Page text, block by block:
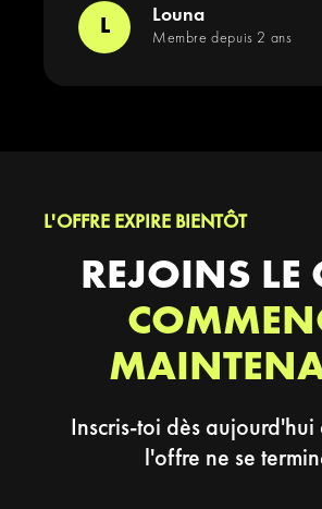
L
Louna
Membre depuis 2 ans
L'OFFRE EXPIRE BIENTÔT
REJOINS LE
Inscris-toi dès
l'offre ne se